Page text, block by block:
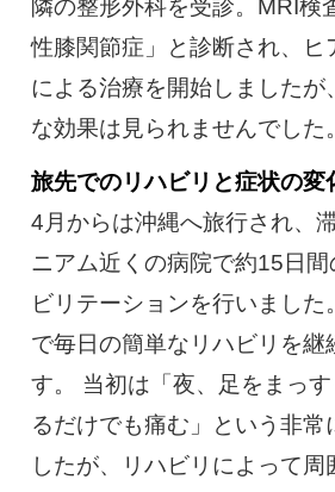
隣の整形外科を受診。MRI検
性膝関節症」と診断され、ヒ
による治療を開始しましたが
な効果は見られませんでした。
旅先でのリハビリと症状の変
4月からは沖縄へ旅行され、
ニアム近くの病院で約15日
ビリテーションを行いました
で毎日の簡単なリハビリを継
す。 当初は「夜、足をまっ
るだけでも痛む」という非常
したが、リハビリによって周